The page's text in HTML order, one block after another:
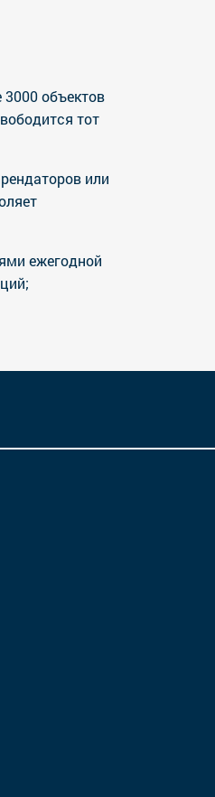
объектов
тот
или
ежегодной